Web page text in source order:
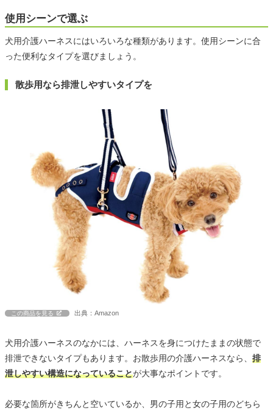
使用シーンで選ぶ
犬用介護ハーネスにはいろいろな種類があります。使用シーンに合
った便利なタイプを選びましょう。
散歩用なら排泄しやすいタイプを
この商品を見る 出典：Amazon
犬用介護ハーネスのなかには、ハーネスを身につけたままの状態で
排泄できないタイプもあります。お散歩用の介護ハーネスなら、 排
泄しやすい構造になっていることが大事なポイントです。
必要な箇所がきちんと空いているか、男の子用と女の子用のどちら